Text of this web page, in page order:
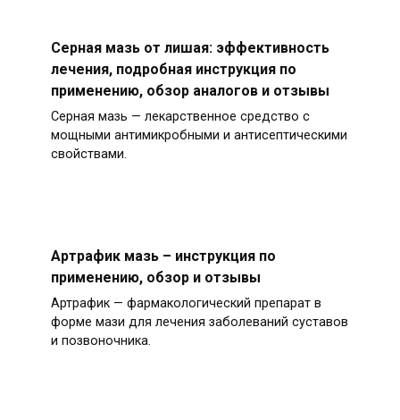
Серная мазь от лишая: эффективность
лечения, подробная инструкция по
применению, обзор аналогов и отзывы
Серная мазь — лекарственное средство с
мощными антимикробными и антисептическими
свойствами.
Артрафик мазь – инструкция по
применению, обзор и отзывы
Артрафик — фармакологический препарат в
форме мази для лечения заболеваний суставов
и позвоночника.